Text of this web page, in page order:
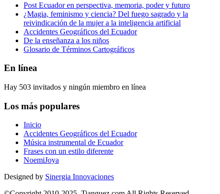
Post Ecuador en perspectiva, memoria, poder y futuro
¿Magia, feminismo y ciencia? Del fuego sagrado y la
reivindicación de la mujer a la inteligencia artificial
Accidentes Geográficos del Ecuador
De la enseñanza a los niños
Glosario de Términos Cartográficos
En línea
Hay 503 invitados y ningún miembro en línea
Los más populares
Inicio
Accidentes Geográficos del Ecuador
Música instrumental de Ecuador
Frases con un estilo diferente
NoemiJoya
Designed by Sinergia Innovaciones